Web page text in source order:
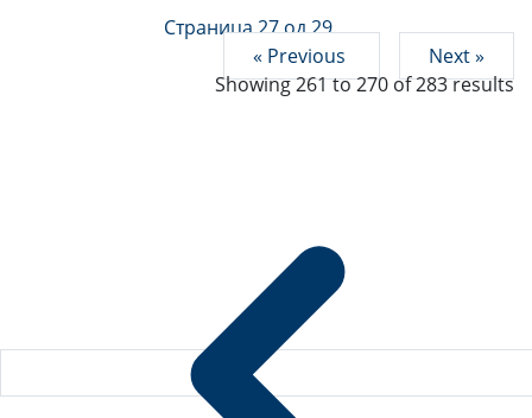
Страница 27 од 29
« Previous
Next »
Showing261to270 of283results